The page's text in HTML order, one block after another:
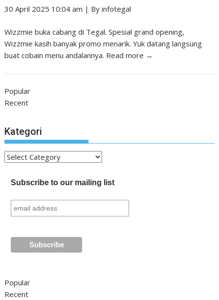
30 April 2025 10:04 am | Byinfotegal
Wizzmie buka cabang di Tegal. Spesial grand opening,
Wizzmie kasih banyak promo menarik. Yuk datang langsung
buat cobain menu andalannya. Read more →
Popular
Recent
Kategori
Kategori
Subscribe to our mailing list
Popular
Recent